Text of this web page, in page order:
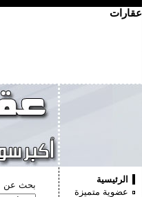
عقارات
بحث عن
الرئيسية
عضوية متميزة